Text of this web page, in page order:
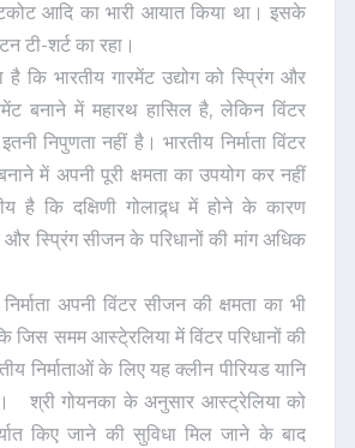
आदि का भारी आयात किया था। इसके
टी-शर्ट का रहा।
कि भारतीय गारमेंट उद्योग को स्प्रिंग और
बनाने में महारथ हासिल है, लेकिन विंटर
निपुणता नहीं है। भारतीय निर्माता विंटर
में अपनी पूरी क्षमता का उपयोग कर नहीं
है कि दक्षिणी गोलाद्र्ध में होने के कारण
स्प्रिंग सीजन के परिधानों की मांग अधिक
अपनी विंटर सीजन की क्षमता का भी
जिस समम आस्टे्रलिया में विंटर परिधानों की
निर्माताओं के लिए यह क्लीन पीरियड यानि
श्री गोयनका के अनुसार आस्ट्रेलिया को
किए जाने की सुविधा मिल जाने के बाद